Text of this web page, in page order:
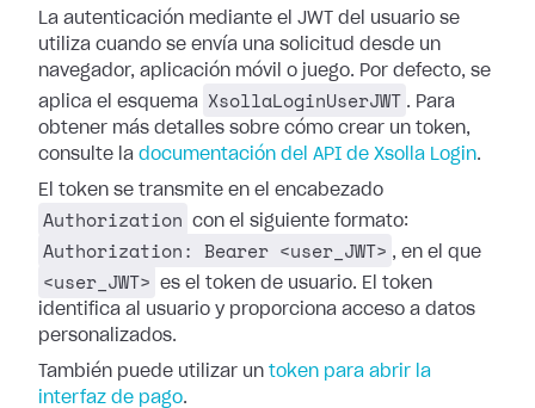
La autenticación mediante el JWT del usuario se
utiliza cuando se envía una solicitud desde un
navegador, aplicación móvil o juego. Por defecto, se
aplica el esquema
XsollaLoginUserJWT . Para
obtener más detalles sobre cómo crear un token,
consulte la documentación del API de Xsolla Login.
El token se transmite en el encabezado
Authorization con el siguiente formato:
Authorization: Bearer <user_JWT> , en el que
<user_JWT>
es el token de usuario. El token
identifica al usuario y proporciona acceso a datos
personalizados.
También puede utilizar un token para abrir la
interfaz de pago.